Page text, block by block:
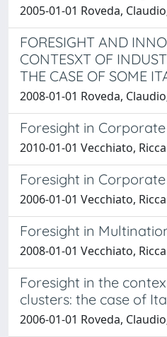
2005-01-01 Roveda,
FORESIGHT AND
CONTESXT OF
THE CASE OF SOME
2008-01-01 Roveda,
Foresight in
2010-01-01 Vecchiato,
Foresight in
2006-01-01 Vecchiato,
Foresight in
2008-01-01 Vecchiato,
Foresight in the
clusters: the case of
2006-01-01 Roveda,